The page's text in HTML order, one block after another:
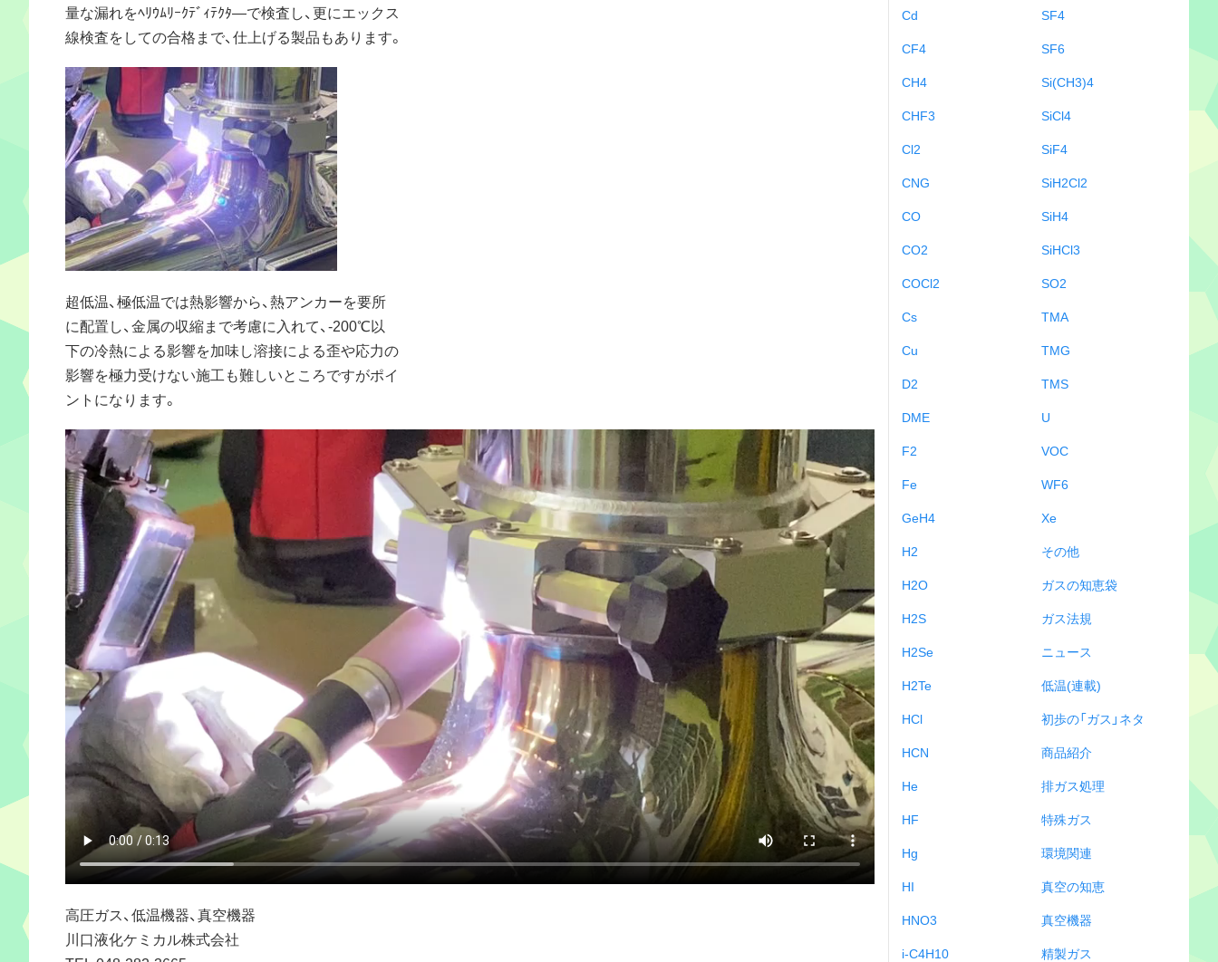
量な漏れをﾍﾘｳﾑﾘｰｸﾃﾞｨﾃｸﾀ―で検査し、更にエックス
線検査をしての合格まで、仕上げる製品もあります。
超低温、極低温では熱影響から、熱アンカーを要所
に配置し、金属の収縮まで考慮に入れて、-200℃以
下の冷熱による影響を加味し溶接による歪や応力の
影響を極力受けない施工も難しいところですがポイ
ントになります。
高圧ガス、低温機器、真空機器
川口液化ケミカル株式会社
Cd
CF4
CH4
CHF3
Cl2
CNG
CO
CO2
COCl2
Cs
Cu
D2
DME
F2
Fe
GeH4
H2
H2O
H2S
H2Se
H2Te
HCl
HCN
He
HF
Hg
HI
HNO3
i-C4H10
SF4
SF6
Si(CH3)4
SiCl4
SiF4
SiH2Cl2
SiH4
SiHCl3
SO2
TMA
TMG
TMS
U
VOC
WF6
Xe
その他
ガスの知恵袋
ガス法規
ニュース
低温(連載)
初歩の「ガス」ネタ
商品紹介
排ガス処理
特殊ガス
環境関連
真空の知恵
真空機器
精製ガス